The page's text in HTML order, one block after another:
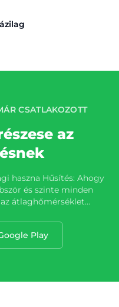
CSATLAKOZOTT
az
haszna Hűsítés: Ahogy
és szinte minden
átlaghőmérséklet…
Play